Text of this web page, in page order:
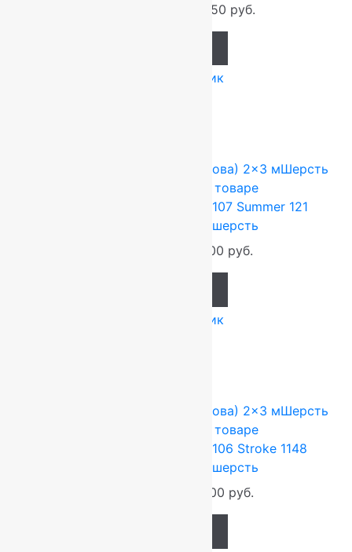
96 250 руб.
Купить в 1 клик
FLOARE-CARPET (Ковры Молдова) 2x3 мШерсть
Подробнее о товаре
Ковер шерстяной Прямой 107 Summer 121
2,00×3,50 м, 100% шерсть
77 000 руб.
Купить в 1 клик
FLOARE-CARPET (Ковры Молдова) 2x3 мШерсть
Подробнее о товаре
Ковер шерстяной Прямой 106 Stroke 1148
2,00×3,00 м, 100% шерсть
66 000 руб.